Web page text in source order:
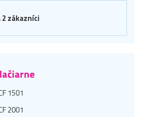
2 zákazníci
1501
2001